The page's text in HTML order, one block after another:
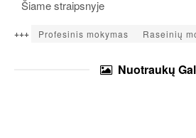
Šiame straipsnyje
+++ Profesinis mokymas Raseinių
Nuotraukų